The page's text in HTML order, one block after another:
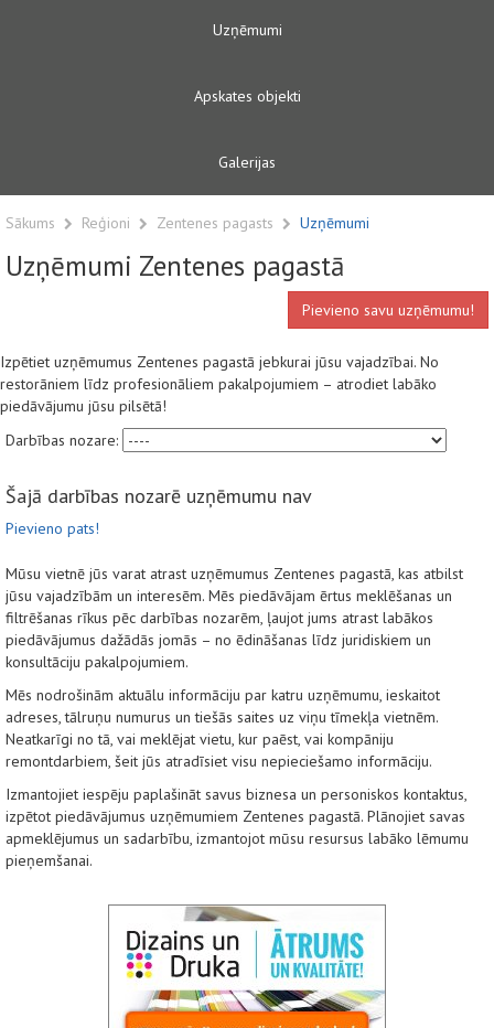
Uzņēmumi
Apskates objekti
Galerijas
Sākums Reģioni Zentenes pagasts Uzņēmumi
Uzņēmumi Zentenes pagastā
Pievieno savu uzņēmumu!
Izpētiet uzņēmumus Zentenes pagastā jebkurai jūsu vajadzībai. No
restorāniem līdz profesionāliem pakalpojumiem – atrodiet labāko
piedāvājumu jūsu pilsētā!
Darbības nozare:
Šajā darbības nozarē uzņēmumu nav
Pievieno pats!
Mūsu vietnē jūs varat atrast uzņēmumus Zentenes pagastā, kas atbilst
jūsu vajadzībām un interesēm. Mēs piedāvājam ērtus meklēšanas un
filtrēšanas rīkus pēc darbības nozarēm, ļaujot jums atrast labākos
piedāvājumus dažādās jomās – no ēdināšanas līdz juridiskiem un
konsultāciju pakalpojumiem.
Mēs nodrošinām aktuālu informāciju par katru uzņēmumu, ieskaitot
adreses, tālruņu numurus un tiešās saites uz viņu tīmekļa vietnēm.
Neatkarīgi no tā, vai meklējat vietu, kur paēst, vai kompāniju
remontdarbiem, šeit jūs atradīsiet visu nepieciešamo informāciju.
Izmantojiet iespēju paplašināt savus biznesa un personiskos kontaktus,
izpētot piedāvājumus uzņēmumiem Zentenes pagastā. Plānojiet savas
apmeklējumus un sadarbību, izmantojot mūsu resursus labāko lēmumu
pieņemšanai.